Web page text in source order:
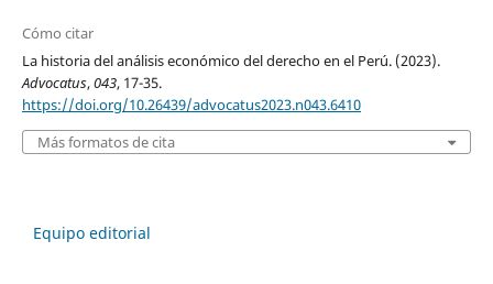
Cómo citar
La historia del análisis económico del derecho en el Perú. (2023).
Advocatus,043, 17-35.
https://doi.org/10.26439/advocatus2023.n043.6410
Más formatos de cita
Equipo editorial